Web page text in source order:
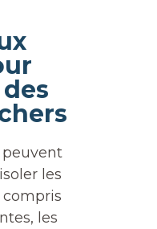
les
compris
les